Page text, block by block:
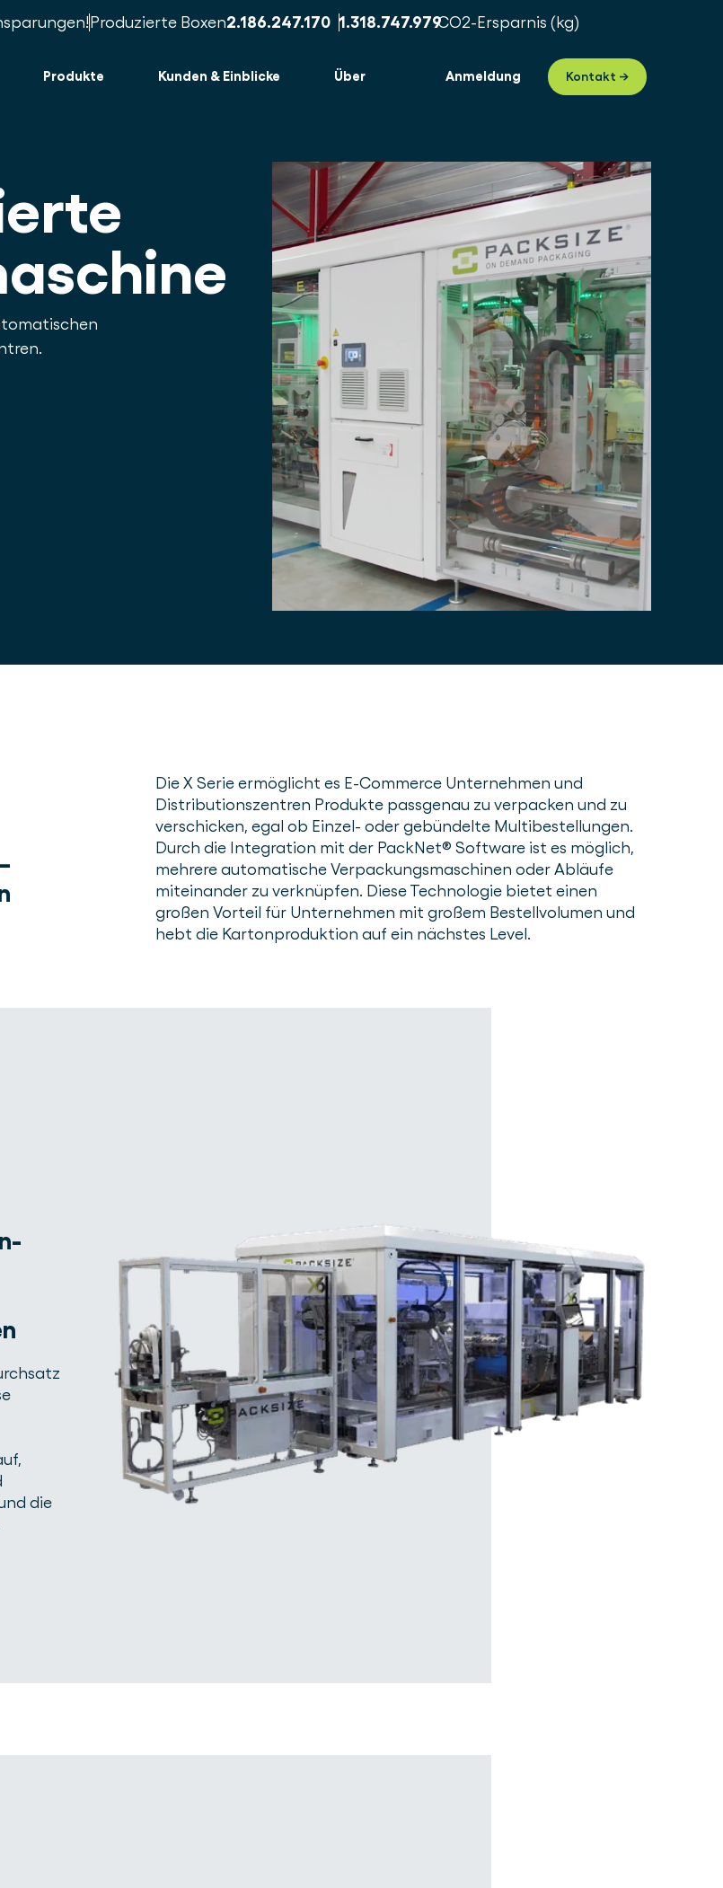
Produzierte Boxen2.186.247.181 1.318.747.986CO2-Ersparnis (kg)
Produkte Kunden & Einblicke Über Anmeldung Kontakt →
Die X Serie ermöglicht es E-Commerce Unternehmen und
Distributionszentren Produkte passgenau zu verpacken und zu
verschicken, egal ob Einzel- oder gebündelte Multibestellungen.
Durch die Integration mit der PackNet® Software ist es möglich,
mehrere automatische Verpackungsmaschinen oder Abläufe
miteinander zu verknüpfen. Diese Technologie bietet einen
großen Vorteil für Unternehmen mit großem Bestellvolumen und
hebt die Kartonproduktion auf ein nächstes Level.
die